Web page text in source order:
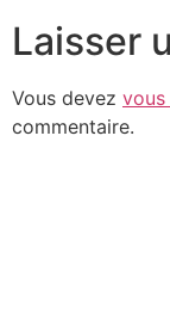
Laisser
Vous devez
commentaire.